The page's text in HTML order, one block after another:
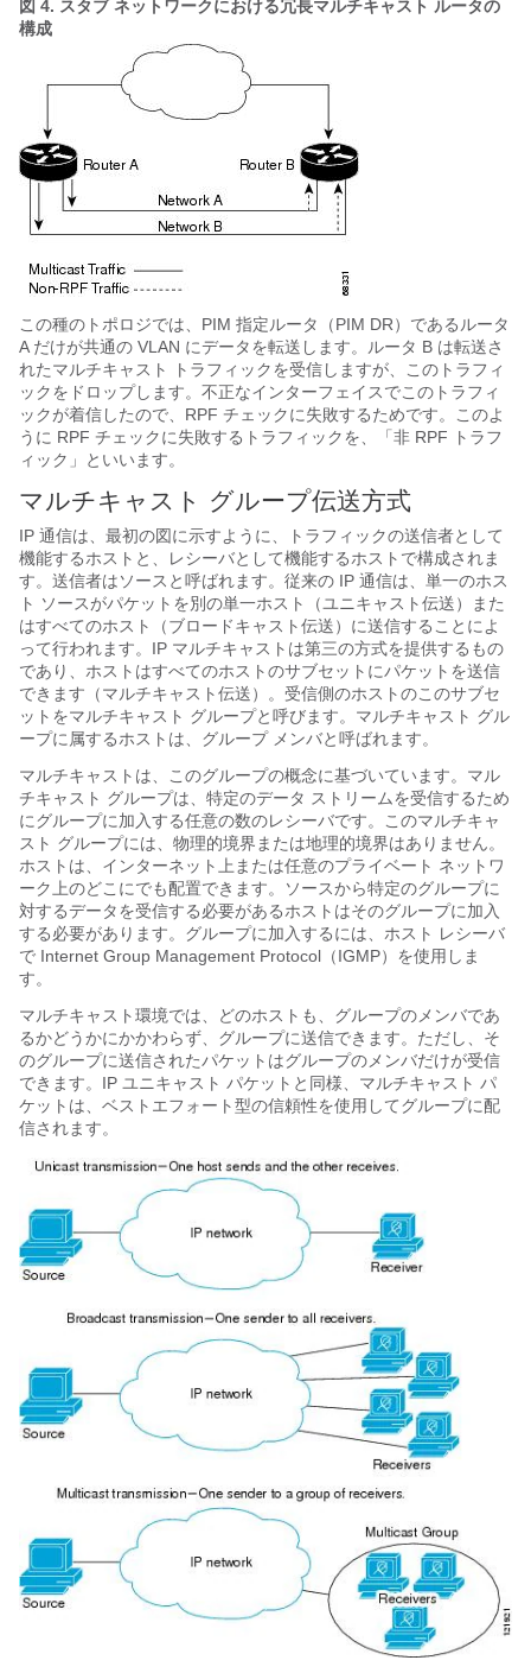
図 4. スタブ ネットワークにおける冗長マルチキャスト ルータの
構成
この種のトポロジでは、PIM 指定ルータ（PIM DR）であるルータ
A だけが共通の VLAN にデータを転送します。ルータ B は転送さ
れたマルチキャスト トラフィックを受信しますが、このトラフィ
ックをドロップします。不正なインターフェイスでこのトラフィ
ックが着信したので、RPF チェックに失敗するためです。このよ
うに RPF チェックに失敗するトラフィックを、「非 RPF トラフ
ィック」といいます。
マルチキャスト グループ伝送方式
IP 通信は、最初の図に示すように、トラフィックの送信者として
機能するホストと、レシーバとして機能するホストで構成されま
す。送信者はソースと呼ばれます。従来の IP 通信は、単一のホス
ト ソースがパケットを別の単一ホスト（ユニキャスト伝送）また
はすべてのホスト（ブロードキャスト伝送）に送信することによ
って行われます。IP マルチキャストは第三の方式を提供するもの
であり、ホストはすべてのホストのサブセットにパケットを送信
できます（マルチキャスト伝送）。受信側のホストのこのサブセ
ットをマルチキャスト グループと呼びます。マルチキャスト グル
ープに属するホストは、グループ メンバと呼ばれます。
マルチキャストは、このグループの概念に基づいています。マル
チキャスト グループは、特定のデータ ストリームを受信するため
にグループに加入する任意の数のレシーバです。このマルチキャ
スト グループには、物理的境界または地理的境界はありません。
ホストは、インターネット上または任意のプライベート ネットワ
ーク上のどこにでも配置できます。ソースから特定のグループに
対するデータを受信する必要があるホストはそのグループに加入
する必要があります。グループに加入するには、ホスト レシーバ
で Internet Group Management Protocol（IGMP）を使用しま
す。
マルチキャスト環境では、どのホストも、グループのメンバであ
るかどうかにかかわらず、グループに送信できます。ただし、そ
のグループに送信されたパケットはグループのメンバだけが受信
できます。IP ユニキャスト パケットと同様、マルチキャスト パ
ケットは、ベストエフォート型の信頼性を使用してグループに配
信されます。